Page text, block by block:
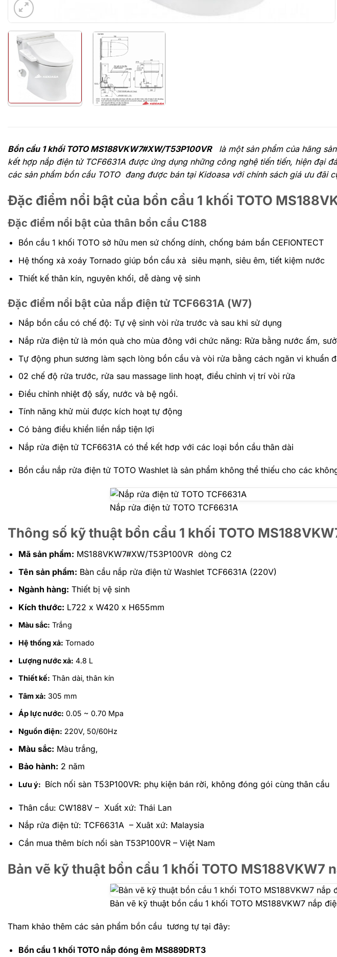
Bồn cầu 1 khối TOTOMS188VKW7#XW/T53P100VR
là một sản phẩm của hãng
kết hợp nắp điện tử TCF6631A được ứng dụng những công nghệ tiến tiến, hiện đại
các sản phẩm bồn cầu TOTO đang được bán tại Kidoasa với chính sách giá ưu đãi
Đặc điểm nổi bật của bồn cầu 1 khối TOTO
Đặc điểm nổi bật của thân bồn cầu C188
Bồn cầu 1 khối TOTO sở hữu men sứ chống dính, chống bám bẩn CEFIONTECT
Hệ thống xả xoáy Tornado giúp bồn cầu xả siêu mạnh, siêu êm, tiết kiệm nước
Thiết kế thân kín, nguyên khối, dễ dàng vệ sinh
Đặc điểm nổi bật của nắp điện tử TCF6631A (W7)
Nắp bồn cầu có chế độ: Tự vệ sinh vòi rửa trước và sau khi sử dụng
Nắp rửa điện tử là món quà cho mùa đông với chức năng: Rửa bằng nước ấm,
Tự động phun sương làm sạch lòng bồn cầu và vòi rửa bằng cách ngăn vi khuẩn
02 chế độ rửa trước, rửa sau massage linh hoạt, điều chỉnh vị trí vòi rửa
Điều chỉnh nhiệt độ sấy, nước và bệ ngồi.
Tính năng khử mùi được kích hoạt tự động
Có bảng điều khiển liền nắp tiện lợi
Nắp rửa điện tử TCF6631A có thể kết hơp với các loại bồn cầu thân dài
Bồn cầu nắp rửa điện tử TOTO Washlet là sản phẩm không thể thiếu cho các
Nắp rửa điện tử TOTO TCF6631A
Thông số kỹ thuật bồn cầu 1 khối TOTO
Mã sản phẩm: MS188VKW7#XW/T53P100VRdòng C2
Tên sản phẩm: Bàn cầu nắp rửa điện tử Washlet TCF6631A (220V)
Ngành hàng: Thiết bị vệ sinh
Kích thước: L722 x W420 x H655mm
Màu sắc: Trắng
Hệ thống xả: Tornado
Lượng nước xả: 4.8 L
Thiết kế: Thân dài, thân kín
Tâm xả: 305 mm
Áp lực nước: 0.05 ~ 0.70 Mpa
Nguồn điện: 220V, 50/60Hz
Màu sắc: Màu trắng,
Bảo hành: 2 năm
Lưu ý: Bích nối sàn T53P100VR: phụ kiện bán rời, không đóng gói cùng thân cầu
Thân cầu: CW188V – Xuất xứ: Thái Lan
Nắp rửa điện tử: TCF6631A – Xuât xứ: Malaysia
Cần mua thêm bích nối sàn T53P100VR – Việt Nam
Bản vẽ kỹ thuật bồn cầu 1 khối TOTO MS188VKW7
Bản vẽ kỹ thuật bồn cầu 1 khối TOTO MS188VKW7 nắp
Tham khảo thêm các sản phẩm bồn cầu tương tự tại đây:
Bồn cầu 1 khối TOTO nắp đóng êm MS889DRT3